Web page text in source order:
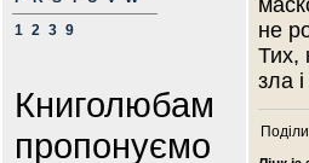
1 2 3 9
Книголюбам
пропонуємо
не
Тих,
зла i